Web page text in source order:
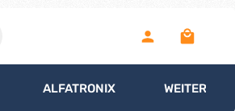
ALFATRONIX WEITERE